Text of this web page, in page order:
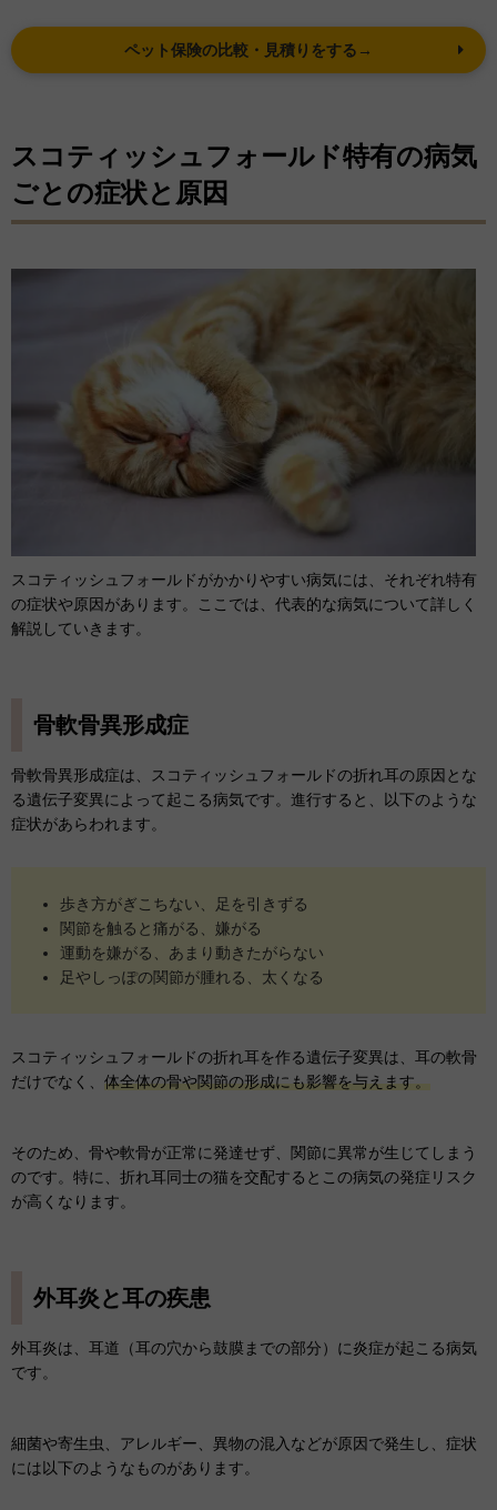
ペット保険の比較・見積りをする→
スコティッシュフォールド特有の病気
ごとの症状と原因
スコティッシュフォールドがかかりやすい病気には、それぞれ特有
の症状や原因があります。ここでは、代表的な病気について詳しく
解説していきます。
骨軟骨異形成症
骨軟骨異形成症は、スコティッシュフォールドの折れ耳の原因とな
る遺伝子変異によって起こる病気です。進行すると、以下のような
症状があらわれます。
歩き方がぎこちない、足を引きずる
関節を触ると痛がる、嫌がる
運動を嫌がる、あまり動きたがらない
足やしっぽの関節が腫れる、太くなる
スコティッシュフォールドの折れ耳を作る遺伝子変異は、耳の軟骨
だけでなく、 体全体の骨や関節の形成にも影響を与えます。
そのため、骨や軟骨が正常に発達せず、関節に異常が生じてしまう
のです。特に、折れ耳同士の猫を交配するとこの病気の発症リスク
が高くなります。
外耳炎と耳の疾患
外耳炎は、耳道（耳の穴から鼓膜までの部分）に炎症が起こる病気
です。
細菌や寄生虫、アレルギー、異物の混入などが原因で発生し、症状
には以下のようなものがあります。